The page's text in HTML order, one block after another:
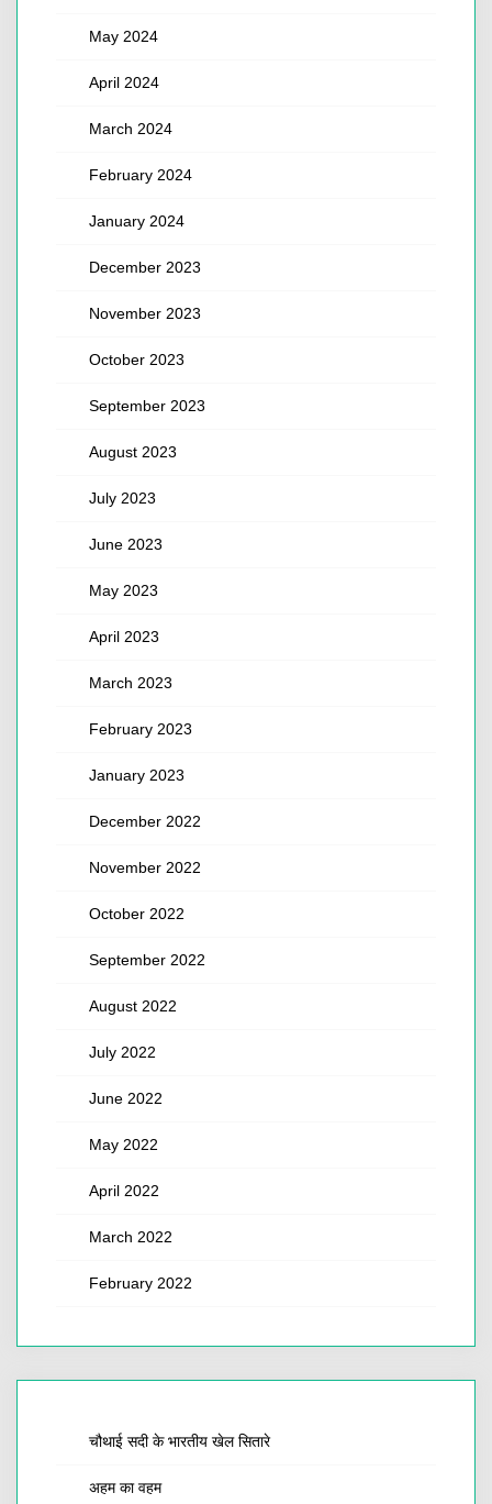
May 2024
April 2024
March 2024
February 2024
January 2024
December 2023
November 2023
October 2023
September 2023
August 2023
July 2023
June 2023
May 2023
April 2023
March 2023
February 2023
January 2023
December 2022
November 2022
October 2022
September 2022
August 2022
July 2022
June 2022
May 2022
April 2022
March 2022
February 2022
चौथाई सदी के भारतीय खेल सितारे
अहम का वहम